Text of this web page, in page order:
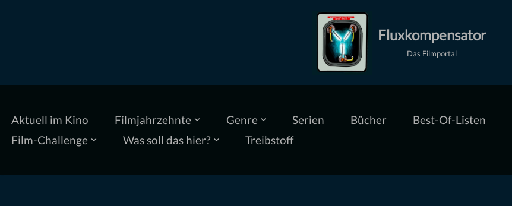
Fluxkompensator
Das Filmportal
Aktuell im Kino Filmjahrzehnte Genre Serien Bücher Best-Of-Listen
Film-Challenge
Was soll das hier? Treibstoff